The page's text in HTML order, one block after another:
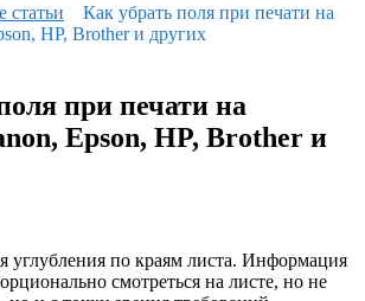
статьи
Как убрать поля при печати на
HP, Brother и других
при печати на
Epson, HP, Brother и
углубления по краям листа. Информация
смотреться на листе, но не